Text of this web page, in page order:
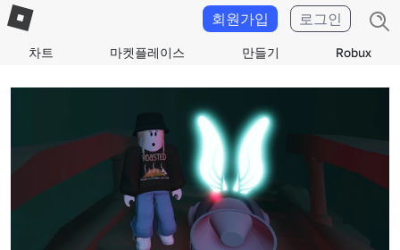
차트 마켓플레이스 만들기 Robux
회원가입 로그인